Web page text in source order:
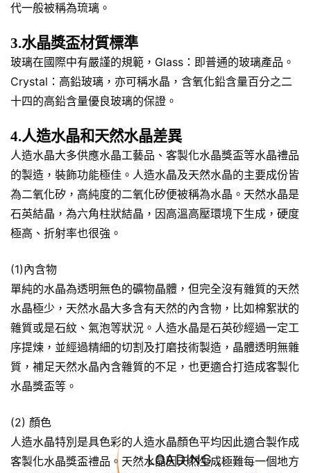
LOADING...
代一般被稱為琉璃。
3.水晶獎盃材質標準
玻璃在國際中有嚴謹的規範，Glass：即普通的玻璃產品。
Crystal：高鉛玻璃，亦可稱水晶，含氧化鉛含量百分之二
十四的高鉛含量優良玻璃的保證。
4.人造水晶和天然水晶差異
人造水晶大多供應水晶工藝品、客製化水晶獎盃等水晶禮品
的製造，裝飾功能極佳。人造水晶及天然水晶的主要成份皆
為二氧化矽，高純度的二氧化矽便被稱為水晶。天然水晶是
石英結晶，為六角柱狀結晶，因高溫高壓環境下生成，硬度
極高、折射率也很強。
(1)內含物
單純的水晶為透明無色的礦物晶體，但完全沒有雜質的天然
水晶極少，天然水晶大多含有天然的內含物，比如棉絮狀的
雜質或是石紋、氣泡等狀況。人造水晶是石英砂經過一定工
序提煉，並經過精細的切割及打磨技術製造，晶體透明無雜
質，補足天然水晶內含雜質的不足，也更適合打造成客製化
水晶獎盃等。
(2) 顏色
人造水晶特別是具色彩的人造水晶顏色平均因此適合製作成
客製化水晶獎盃禮品。天然水晶因天然生成極難每一個地方